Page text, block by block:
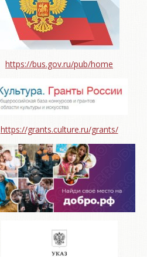
https://bus.gov.ru/pub/home
https://grants.culture.ru/grants/